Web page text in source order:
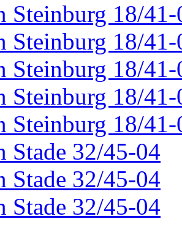
Steinburg 18/41-
Steinburg 18/41-
Steinburg 18/41-
Steinburg 18/41-
Steinburg 18/41-
Stade 32/45-04
Stade 32/45-04
Stade 32/45-04